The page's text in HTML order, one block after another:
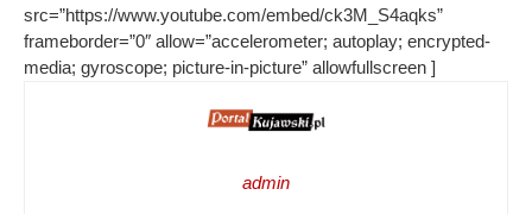
src=”https://www.youtube.com/embed/ck3M_S4aqks”
frameborder=”0″ allow=”accelerometer; autoplay; encrypted-
media; gyroscope; picture-in-picture” allowfullscreen ]
admin